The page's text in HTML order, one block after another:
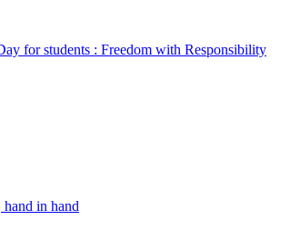
for students : Freedom with Responsibility
hand in hand